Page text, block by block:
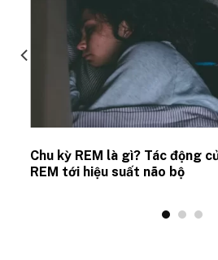
Chu kỳ REM là gì? Tác động
REM tới hiệu suất não bộ